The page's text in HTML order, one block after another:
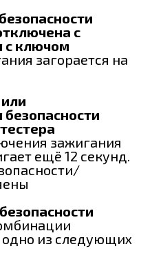
с
с ключом
загорается на
зажигания
ещё 12 секунд.
одно из следующих